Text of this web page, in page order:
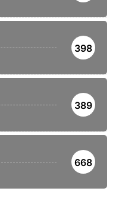
398
389
668